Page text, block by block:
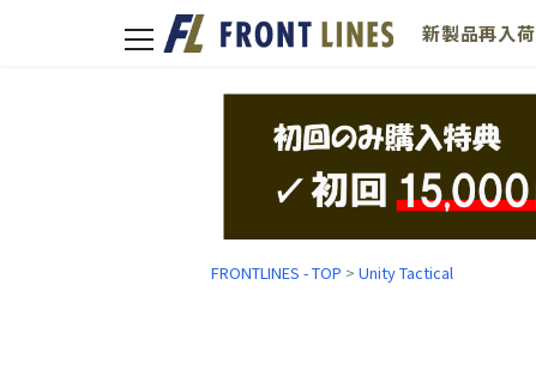
toggle
新製品再入荷
FRONTLINES - TOP > Unity Tactical